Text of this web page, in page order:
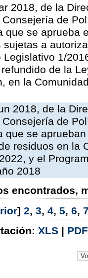
2018, de la
de
que se aprueba
sujetas a
Legislativo 1/
de la
en la
2018, de la
de
que se
residuos en la
y el
2018
encontrados,
] 2, 3, 4, 5, 6,
XLS | PDF